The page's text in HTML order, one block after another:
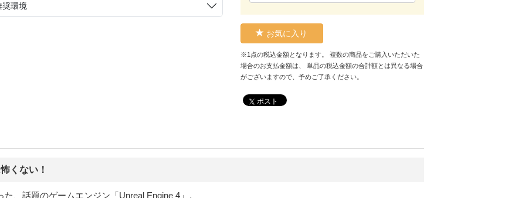
奨環境
お気に入り
※1点の税込金額となります。 複数の商品をご購入いただいた
場合のお支払金額は、 単品の税込金額の合計額とは異なる場合
がございますので、予めご了承ください。
ポスト
くない！
、話題のゲームエンジン「Unreal Engine 4」。